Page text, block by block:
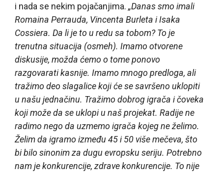
i nada se nekim pojačanjima. „Danas smo imali
Romaina Perrauda, Vincenta Burleta i Isaka
Cossiera. Da li je to u redu sa tobom? To je
trenutna situacija (osmeh). Imamo otvorene
diskusije, možda ćemo o tome ponovo
razgovarati kasnije. Imamo mnogo predloga, ali
tražimo deo slagalice koji će se savršeno uklopiti
u našu jednačinu. Tražimo dobrog igrača i čoveka
koji može da se uklopi u naš projekat. Radije ne
radimo nego da uzmemo igrača kojeg ne želimo.
Želim da igramo između 45 i 50 više mečeva, što
bi bilo sinonim za dugu evropsku seriju. Potrebno
nam je konkurencije, zdrave konkurencije. To nije